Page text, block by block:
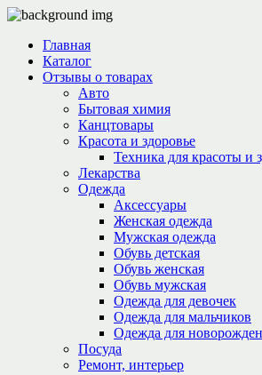
Главная
Каталог
Отзывы о товарах
Авто
Бытовая химия
Канцтовары
Красота и здоровье
Техника для красоты и
Лекарства
Одежда
Аксессуары
Женская одежда
Мужская одежда
Обувь детская
Обувь женская
Обувь мужская
Одежда для девочек
Одежда для мальчиков
Одежда для
Посуда
Ремонт, интерьер